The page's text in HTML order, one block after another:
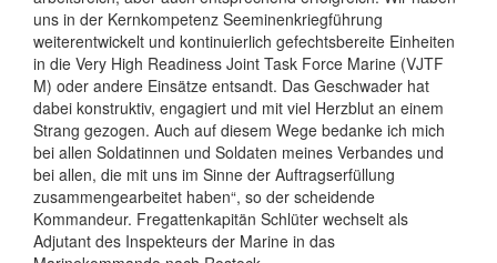
uns in der Kernkompetenz Seeminenkriegführung
weiterentwickelt und kontinuierlich gefechtsbereite Einheiten
in die Very High Readiness Joint Task Force Marine (VJTF
M) oder andere Einsätze entsandt. Das Geschwader hat
dabei konstruktiv, engagiert und mit viel Herzblut an einem
Strang gezogen. Auch auf diesem Wege bedanke ich mich
bei allen Soldatinnen und Soldaten meines Verbandes und
bei allen, die mit uns im Sinne der Auftragserfüllung
zusammengearbeitet haben“, so der scheidende
Kommandeur. Fregattenkapitän Schlüter wechselt als
Adjutant des Inspekteurs der Marine in das